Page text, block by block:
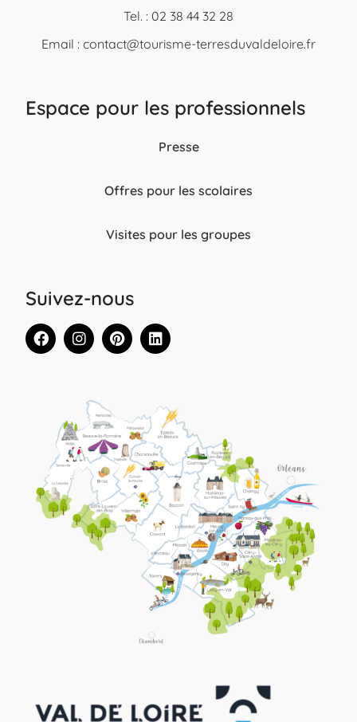
Tel. : 02 38 44 32 28
Email : contact@tourisme-terresduvaldeloire.fr
Espace pour les professionnels
Presse
Offres pour les scolaires
Visites pour les groupes
Suivez-nous